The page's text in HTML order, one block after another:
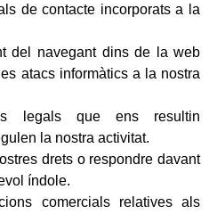
de contacte incorporats a la
del navegant dins de la web
atacs informàtics a la nostra
legals que ens resultin
la nostra activitat.
drets o respondre davant
índole.
comercials relatives als